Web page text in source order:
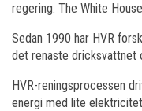
regering: The White
Sedan 1990 har HVR
det renaste dricksvattnet
HVR-reningsprocessen
energi med lite